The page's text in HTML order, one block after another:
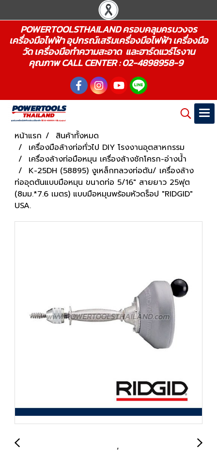
POWERTOOLSTHAILAND ครอบคลุมครบวงจร
เครื่องมือไฟฟ้า อุปกรณ์เสริมเครื่องมือไฟฟ้า เครื่องมือ
วัด เครื่องมือทำความสะอาด และฮาร์ดแวร์โรงาน
คุณภาพ CALL CENTER : 02-4898958-9
หน้าแรก
สินค้าทั้งหมด
เครื่องมือล้างท่อทั่วไป DIY โรงงานอุตสาหกรรม
เครื่องล้างท่อมือหมุน เครื่องล้างชักโครก-อ่างน้ำ
K-25DH (58895) งูเหล็กทลวงท่อตัน/ เครื่องล้าง
ท่ออุดตันแบบมือหมุน ขนาดท่อ 5/16" สายยาว 25ฟุต
(8มม.*7.6 เมตร) แบบมือหมุนพร้อมหัวดร็อป "RIDGID"
USA.